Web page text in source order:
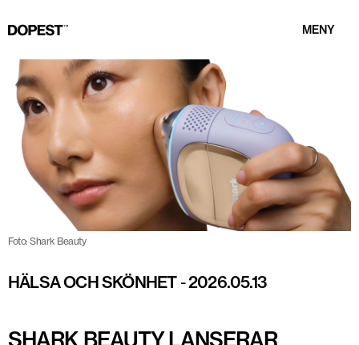
MENY
Foto: Shark Beauty
HÄLSA OCH SKÖNHET-2026.05.13